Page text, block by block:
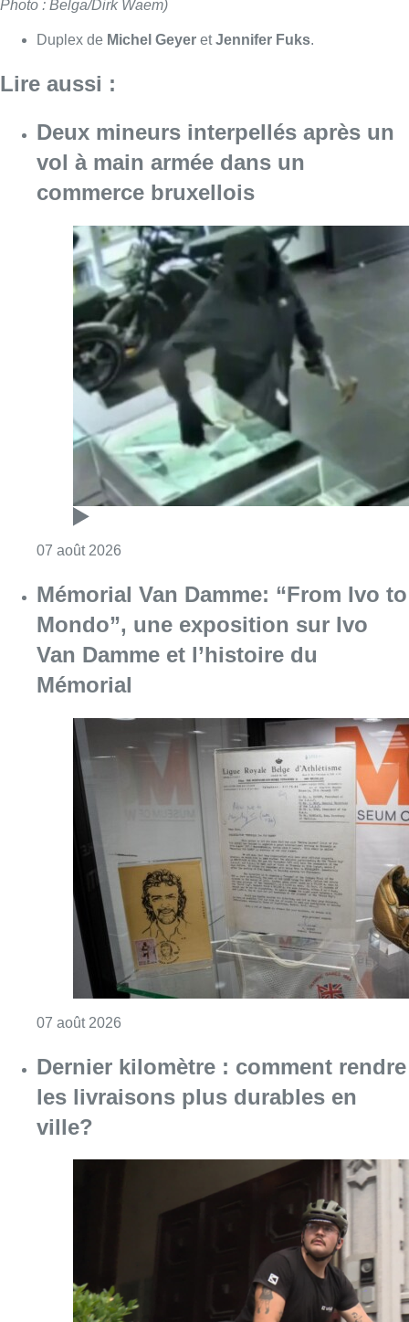
07 août 2026Consulter l'article "Deux mineurs
Mémorial Van Damme: “From Ivo to
Mondo”, une exposition sur Ivo
Van Damme et l’histoire du
Mémorial
07 août 2026 Consulter l'article "Mémorial Van Damme:
Dernier kilomètre : comment rendre
les livraisons plus durables en
ville?
Consulter l'article "Dernier kilomètre :
“La tactique doit être claire, c’est le
plus important”: Mark van Bommel